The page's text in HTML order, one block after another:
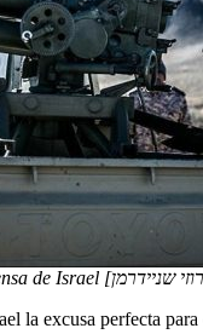
la excusa perfecta